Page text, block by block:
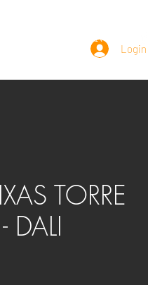
DEPOIMENTOS
TORRE
DALI
Login